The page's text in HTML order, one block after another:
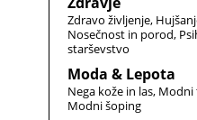
Zdravo življenje
Nosečnost in porod
starševstvo
Moda & Lepota
Nega kože in las Modni
Modni šoping